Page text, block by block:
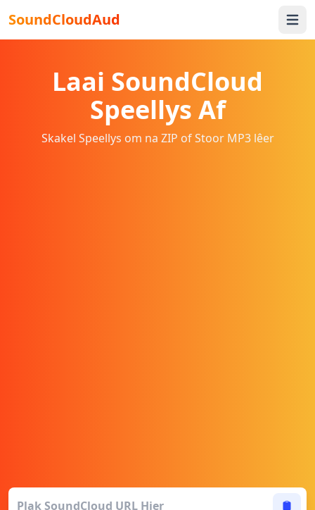
SoundCloudAud Open
Laai SoundCloud
Speellys Af
Skakel Speellys om na ZIP of Stoor MP3 lêer